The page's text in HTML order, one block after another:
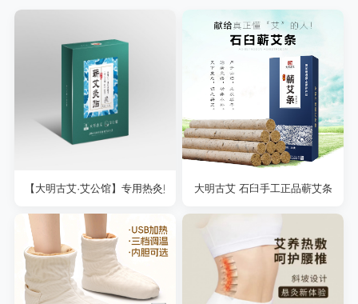
【大明古艾·艾公馆】专用热灸贴 居家艾灸必备大明古艾 石臼手工正品蕲艾条